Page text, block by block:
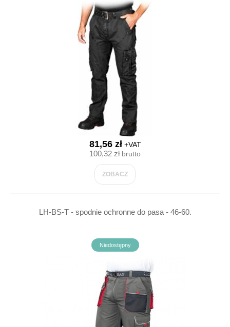
81,56 zł+VAT
100,32 złbrutto
ZOBACZ
LH-BS-T - spodnie ochronne do pasa - 46-60.
Niedostępny